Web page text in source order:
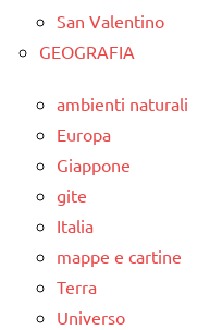
San Valentino
GEOGRAFIA
ambienti naturali
Europa
Giappone
gite
Italia
mappe e cartine
Terra
Universo